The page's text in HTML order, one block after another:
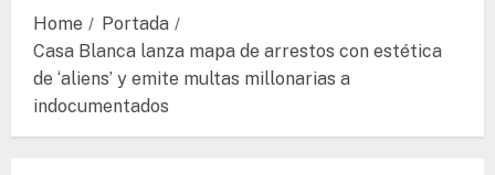
Home
Portada
Casa Blanca lanza mapa de arrestos con estética
de ‘aliens’ y emite multas millonarias a
indocumentados